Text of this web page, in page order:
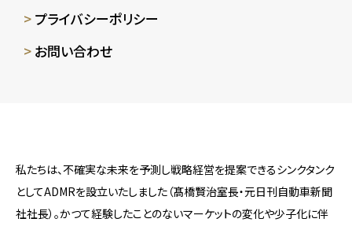
プライバシーポリシー
お問い合わせ
私たちは、不確実な未来を予測し戦略経営を提案できるシンクタンク
としてADMRを設立いたしました（髙橋賢治室長・元日刊自動車新聞
社社長）。かつて経験したことのないマーケットの変化や少子化に伴